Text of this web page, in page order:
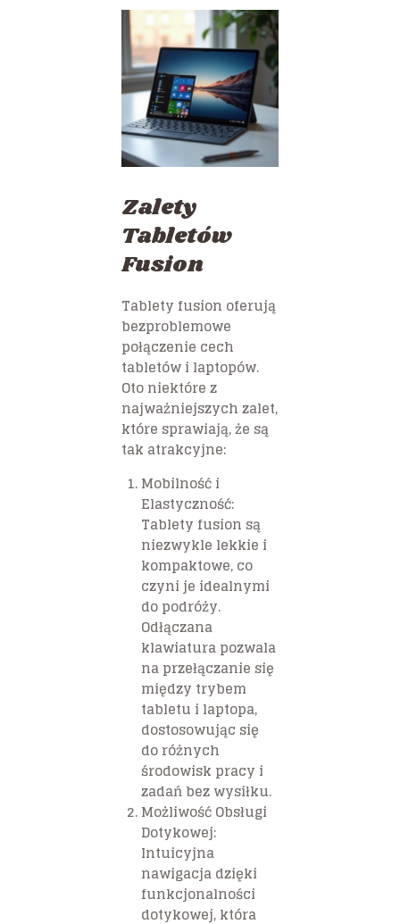
Zalety
Tabletów
Fusion
Tablety fusion oferują
bezproblemowe
połączenie cech
tabletów i laptopów.
Oto niektóre z
najważniejszych zalet,
które sprawiają, że są
tak atrakcyjne:
Mobilność i
Elastyczność:
Tablety fusion są
niezwykle lekkie i
kompaktowe, co
czyni je idealnymi
do podróży.
Odłączana
klawiatura pozwala
na przełączanie się
między trybem
tabletu i laptopa,
dostosowując się
do różnych
środowisk pracy i
zadań bez wysiłku.
Możliwość Obsługi
Dotykowej:
Intuicyjna
nawigacja dzięki
funkcjonalności
dotykowej, która